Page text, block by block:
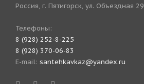
Россия, г. Пятигорск, ул. Объездная 29
Телефоны:
8 (928) 252-8-225
8 (928) 370-06-83
E-mail: santehkavkaz@yandex.ru